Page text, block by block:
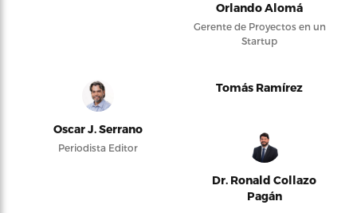
Orlando Alomá
Gerente de Proyectos en un
Startup
Oscar J. Serrano
Periodista Editor
Tomás Ramírez
Dr. Ronald Collazo
Pagán